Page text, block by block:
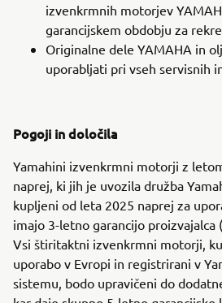
izvenkrmnih motorjev
garancijskem obdobju za
Originalne dele YAMAHA in
uporabljati pri vseh servisnih
Pogoji in določila
Yamahini izvenkrmni motorji z
naprej, ki jih je uvozila družba
kupljeni od leta 2025 naprej za
imajo 3-letno garancijo proizvajalca
Vsi štiritaktni izvenkrmni motorji,
uporabo v Evropi in registrirani v
sistemu, bodo upravičeni do